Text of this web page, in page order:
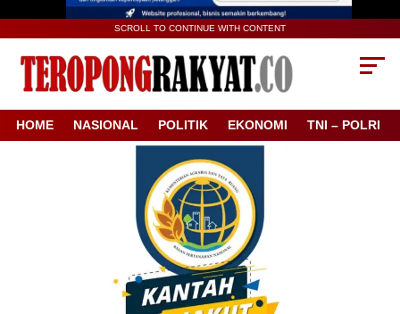
SCROLL TO CONTINUE WITH CONTENT
HOME NASIONAL POLITIK EKONOMI TNI – POLRI